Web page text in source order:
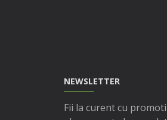
NEWSLETTER
Fii la curent cu